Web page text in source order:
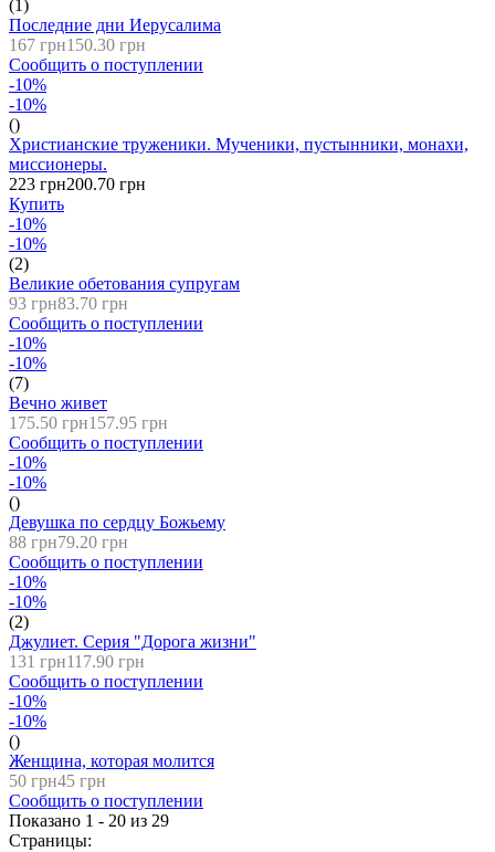
(1)
Последние дни Иерусалима
167 грн150.30 грн
Сообщить о поступлении
-10%
-10%
()
Христианские труженики. Мученики, пустынники, монахи,
миссионеры.
223 грн200.70 грн
Купить
-10%
-10%
(2)
Великие обетования супругам
93 грн83.70 грн
Сообщить о поступлении
-10%
-10%
(7)
Вечно живет
175.50 грн157.95 грн
Сообщить о поступлении
-10%
-10%
()
Девушка по сердцу Божьему
88 грн79.20 грн
Сообщить о поступлении
-10%
-10%
(2)
Джулиет. Серия "Дорога жизни"
131 грн117.90 грн
Сообщить о поступлении
-10%
-10%
()
Женщина, которая молится
50 грн45 грн
Сообщить о поступлении
Показано 1 - 20 из 29
Страницы: